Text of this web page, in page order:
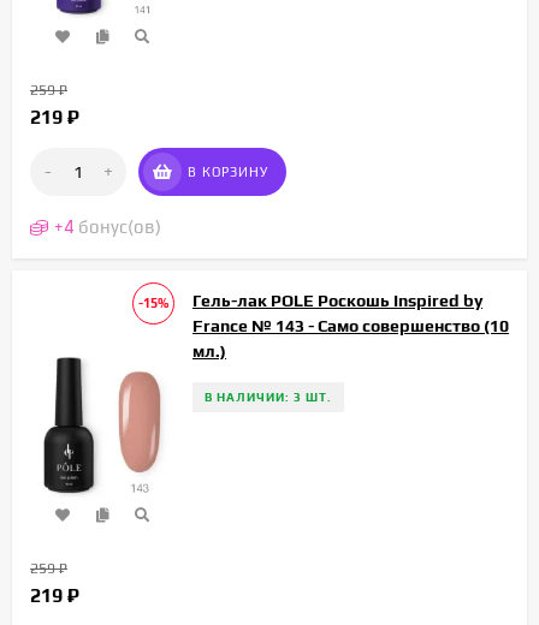
259₽
219 ₽
- + В КОРЗИНУ
+4 бонус(ов)
-15%
Гель-лак POLE Роскошь Inspired by
France № 143 - Само совершенство (10
мл.)
В НАЛИЧИИ: 3 ШТ.
259₽
219 ₽